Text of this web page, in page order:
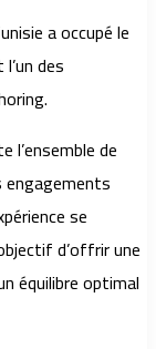
a occupé le
des
l’ensemble de
engagements
se
d’offrir une
équilibre optimal